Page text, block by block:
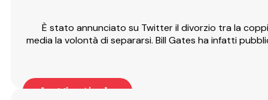
È stato annunciato su Twitter il divorzio tra la
media la volontà di separarsi. Bill Gates ha infatti
Leggi articolo